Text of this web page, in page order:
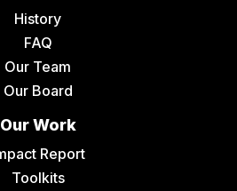
History
FAQ
Our Team
Our Board
Our Work
Report
Toolkits